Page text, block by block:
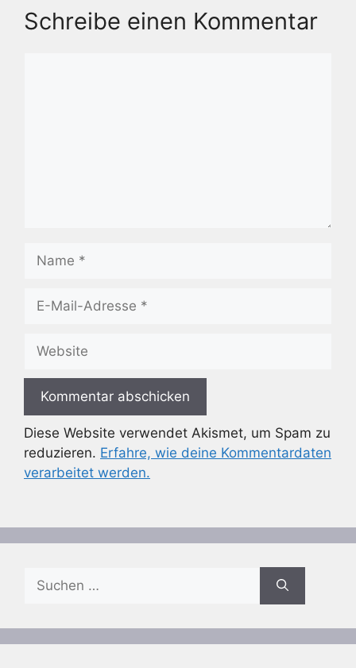
Schreibe einen Kommentar
Name
Website
Diese Website verwendet Akismet, um Spam zu
reduzieren. Erfahre, wie deine Kommentardaten
verarbeitet werden.
nach: